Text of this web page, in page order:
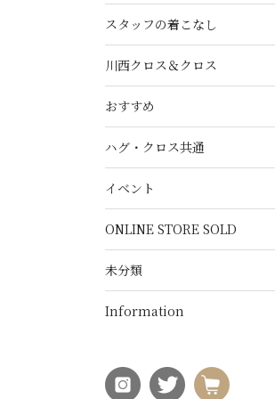
スタッフの着こなし
川西クロス＆クロス
おすすめ
ハグ・クロス共通
イベント
ONLINE STORE SOLD
未分類
Information